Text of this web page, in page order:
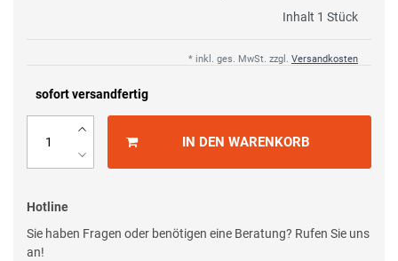
Inhalt 1 Stück
* inkl. ges. MwSt. zzgl. Versandkosten
sofort versandfertig
IN DEN WARENKORB
Hotline
Sie haben Fragen oder benötigen eine Beratung? Rufen Sie uns
an!